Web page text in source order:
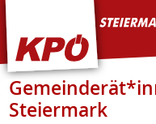
KPÖ Steiermark
Steiermark